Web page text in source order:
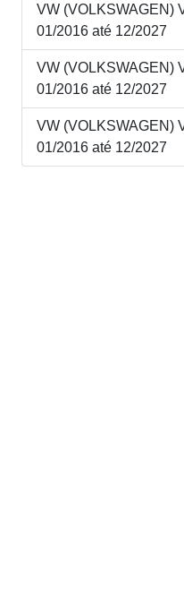
VW (VOLKSWAGEN)
01/2016 até 12/2027
VW (VOLKSWAGEN)
01/2016 até 12/2027
VW (VOLKSWAGEN)
01/2016 até 12/2027